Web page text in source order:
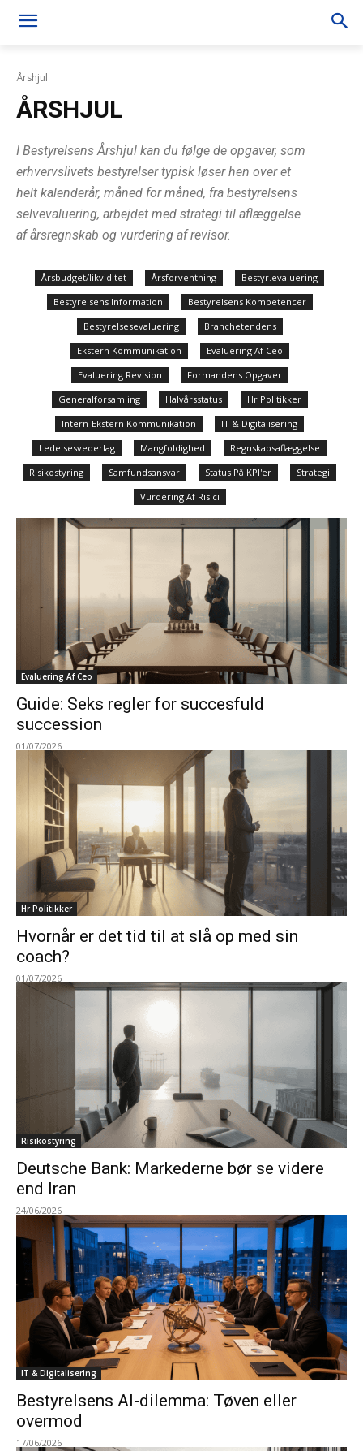
Årshjul
ÅRSHJUL
I Bestyrelsens Årshjul kan du følge de opgaver, som
erhvervslivets bestyrelser typisk løser hen over et
helt kalenderår, måned for måned, fra bestyrelsens
selvevaluering, arbejdet med strategi til aflæggelse
af årsregnskab og vurdering af revisor.
Årsbudget/likviditet Årsforventning
Bestyr.evaluering
Bestyrelsens Information
Bestyrelsens Kompetencer
Bestyrelsesevaluering
Branchetendens
Ekstern Kommunikation
Evaluering Af Ceo
Evaluering Revision
Formandens Opgaver
Generalforsamling
Halvårsstatus
Hr Politikker
Intern-Ekstern Kommunikation
IT & Digitalisering
Ledelsesvederlag
Mangfoldighed
Regnskabsaflæggelse
Risikostyring
Samfundsansvar Status På KPI'er
Strategi
Vurdering Af Risici
Evaluering Af Ceo
Guide: Seks regler for succesfuld
succession
01/07/2026
Hr Politikker
Hvornår er det tid til at slå op med sin
coach?
01/07/2026
Risikostyring
Deutsche Bank: Markederne bør se videre
end Iran
24/06/2026
IT & Digitalisering
Bestyrelsens AI-dilemma: Tøven eller
overmod
17/06/2026